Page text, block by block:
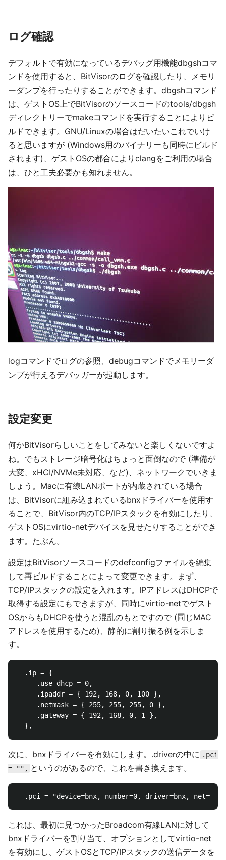
ログ確認
デフォルトで有効になっているデバッグ用機能dbgshコマ
ンドを使用すると、BitVisorのログを確認したり、メモリ
ーダンプを行ったりすることができます。dbgshコマンド
は、ゲストOS上でBitVisorのソースコードのtools/dbgsh
ディレクトリーでmakeコマンドを実行することによりビ
ルドできます。GNU/Linuxの場合はだいたいこれでいけ
ると思いますが (Windows用のバイナリーも同時にビルド
されます)、ゲストOSの都合によりclangをご利用の場合
は、ひと工夫必要かも知れません。
logコマンドでログの参照、debugコマンドでメモリーダ
ンプが行えるデバッガーが起動します。
設定変更
何かBitVisorらしいことをしてみないと楽しくないですよ
ね。でもストレージ暗号化はちょっと面倒なので (準備が
大変、xHCI/NVMe未対応、など)、ネットワークでいきま
しょう。Macに有線LANポートが内蔵されている場合
は、BitVisorに組み込まれているbnxドライバーを使用す
ることで、BitVisor内のTCP/IPスタックを有効にしたり、
ゲストOSにvirtio-netデバイスを見せたりすることができ
ます。たぶん。
設定はBitVisorソースコードのdefconfigファイルを編集
して再ビルドすることによって変更できます。まず、
TCP/IPスタックの設定を入れます。IPアドレスはDHCPで
取得する設定にもできますが、同時にvirtio-netでゲスト
OSからもDHCPを使うと混乱のもとですので (同じMAC
アドレスを使用するため)、静的に割り振る例を示しま
す。
  .ip = {
     .use_dhcp = 0,
     .ipaddr = { 192, 168, 0, 100 },
     .netmask = { 255, 255, 255, 0 },
     .gateway = { 192, 168, 0, 1 },
次に、bnxドライバーを有効にします。.driverの中に .pci
= "", というのがあるので、これを書き換えます。
これは、最初に見つかったBroadcom有線LANに対して
bnxドライバーを割り当て、オプションとしてvirtio-net
を有効にし、ゲストOSとTCP/IPスタックの送信データを